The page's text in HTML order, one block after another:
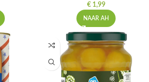
€1,99
NAAR AH